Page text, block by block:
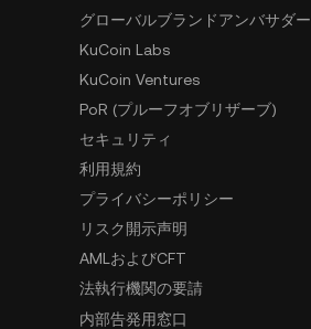
グローバルブランドアンバサダー
KuCoin Labs
KuCoin Ventures
PoR (プルーフオブリザーブ)
セキュリティ
利用規約
プライバシーポリシー
リスク開示声明
AMLおよびCFT
法執行機関の要請
内部告発用窓口